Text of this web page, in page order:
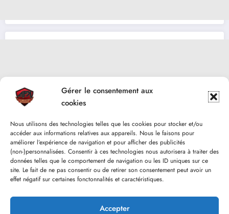
Gérer le consentement aux
cookies
Nous utilisons des technologies telles que les cookies pour stocker et/ou
accéder aux informations relatives aux appareils. Nous le faisons pour
améliorer l’expérience de navigation et pour afficher des publicités
(non-)personnalisées. Consentir à ces technologies nous autorisera à traiter des
données telles que le comportement de navigation ou les ID uniques sur ce
site. Le fait de ne pas consentir ou de retirer son consentement peut avoir un
effet négatif sur certaines fonctonnalités et caractéristiques.
Accepter